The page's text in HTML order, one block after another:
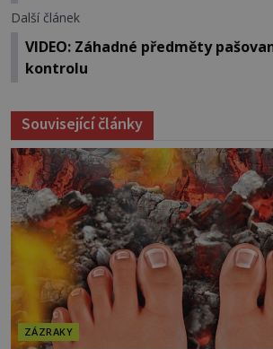
Další článek
VIDEO: Záhadné předměty
kontrolu
Související články
ZÁZRAKY